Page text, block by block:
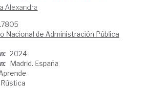
Alexandra
Nacional de Administración Pública
2024
Madrid. España
Rústica